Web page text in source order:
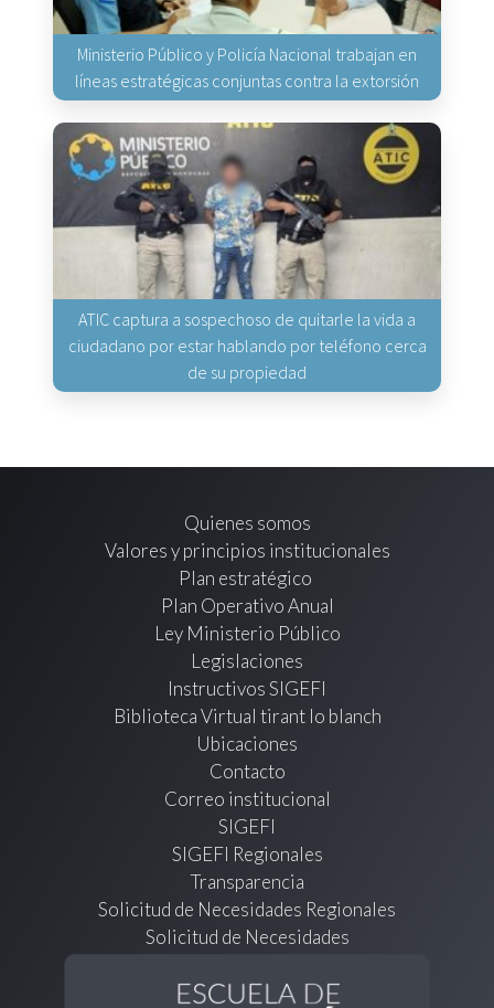
Ministerio Público y Policía Nacional trabajan en
líneas estratégicas conjuntas contra la extorsión
ATIC captura a sospechoso de quitarle la vida a
ciudadano por estar hablando por teléfono cerca
de su propiedad
Quienes somos
Valores y principios institucionales
Plan estratégico
Plan Operativo Anual
Ley Ministerio Público
Legislaciones
Instructivos SIGEFI
Biblioteca Virtual tirant lo blanch
Ubicaciones
Contacto
Correo institucional
SIGEFI
SIGEFI Regionales
Transparencia
Solicitud de Necesidades Regionales
Solicitud de Necesidades